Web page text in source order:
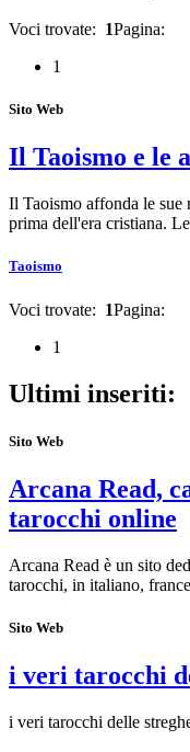
Voci trovate: 1Pagina:
1
Sito Web
Il Taoismo e le
Il Taoismo affonda le
prima dell'era cristiana.
Taoismo
Voci trovate: 1Pagina:
1
Ultimi inseriti:
Sito Web
Arcana Read,
tarocchi online
Arcana Read è un sito
tarocchi, in italiano,
Sito Web
i veri tarocchi
i veri tarocchi delle